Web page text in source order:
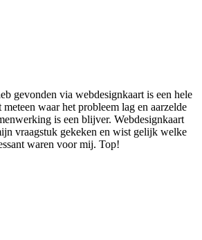
gevonden via webdesignkaart is een hele
waar het probleem lag en aarzelde
is een blijver. Webdesignkaart
vraagstuk gekeken en wist gelijk welke
waren voor mij. Top!